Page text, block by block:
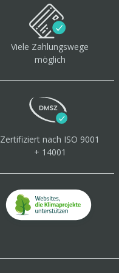
Viele Zahlungswege
möglich
Zertifiziert nach ISO 9001
+ 14001